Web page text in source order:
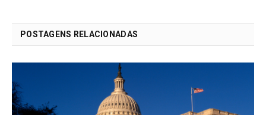
POSTAGENS RELACIONADAS